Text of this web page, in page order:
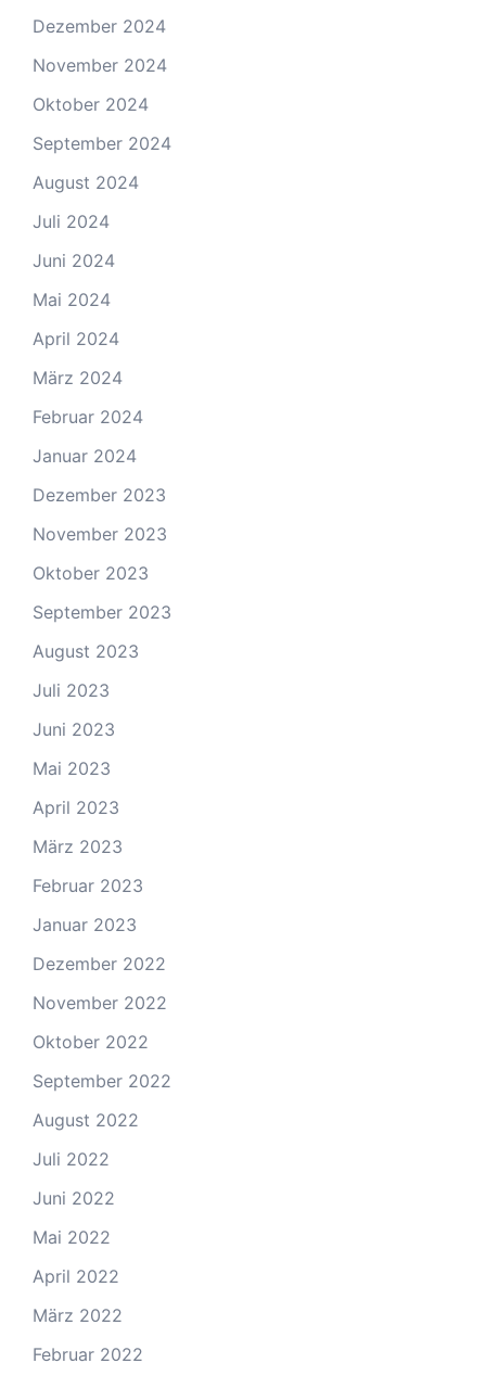
Dezember 2024
November 2024
Oktober 2024
September 2024
August 2024
Juli 2024
Juni 2024
Mai 2024
April 2024
März 2024
Februar 2024
Januar 2024
Dezember 2023
November 2023
Oktober 2023
September 2023
August 2023
Juli 2023
Juni 2023
Mai 2023
April 2023
März 2023
Februar 2023
Januar 2023
Dezember 2022
November 2022
Oktober 2022
September 2022
August 2022
Juli 2022
Juni 2022
Mai 2022
April 2022
März 2022
Februar 2022